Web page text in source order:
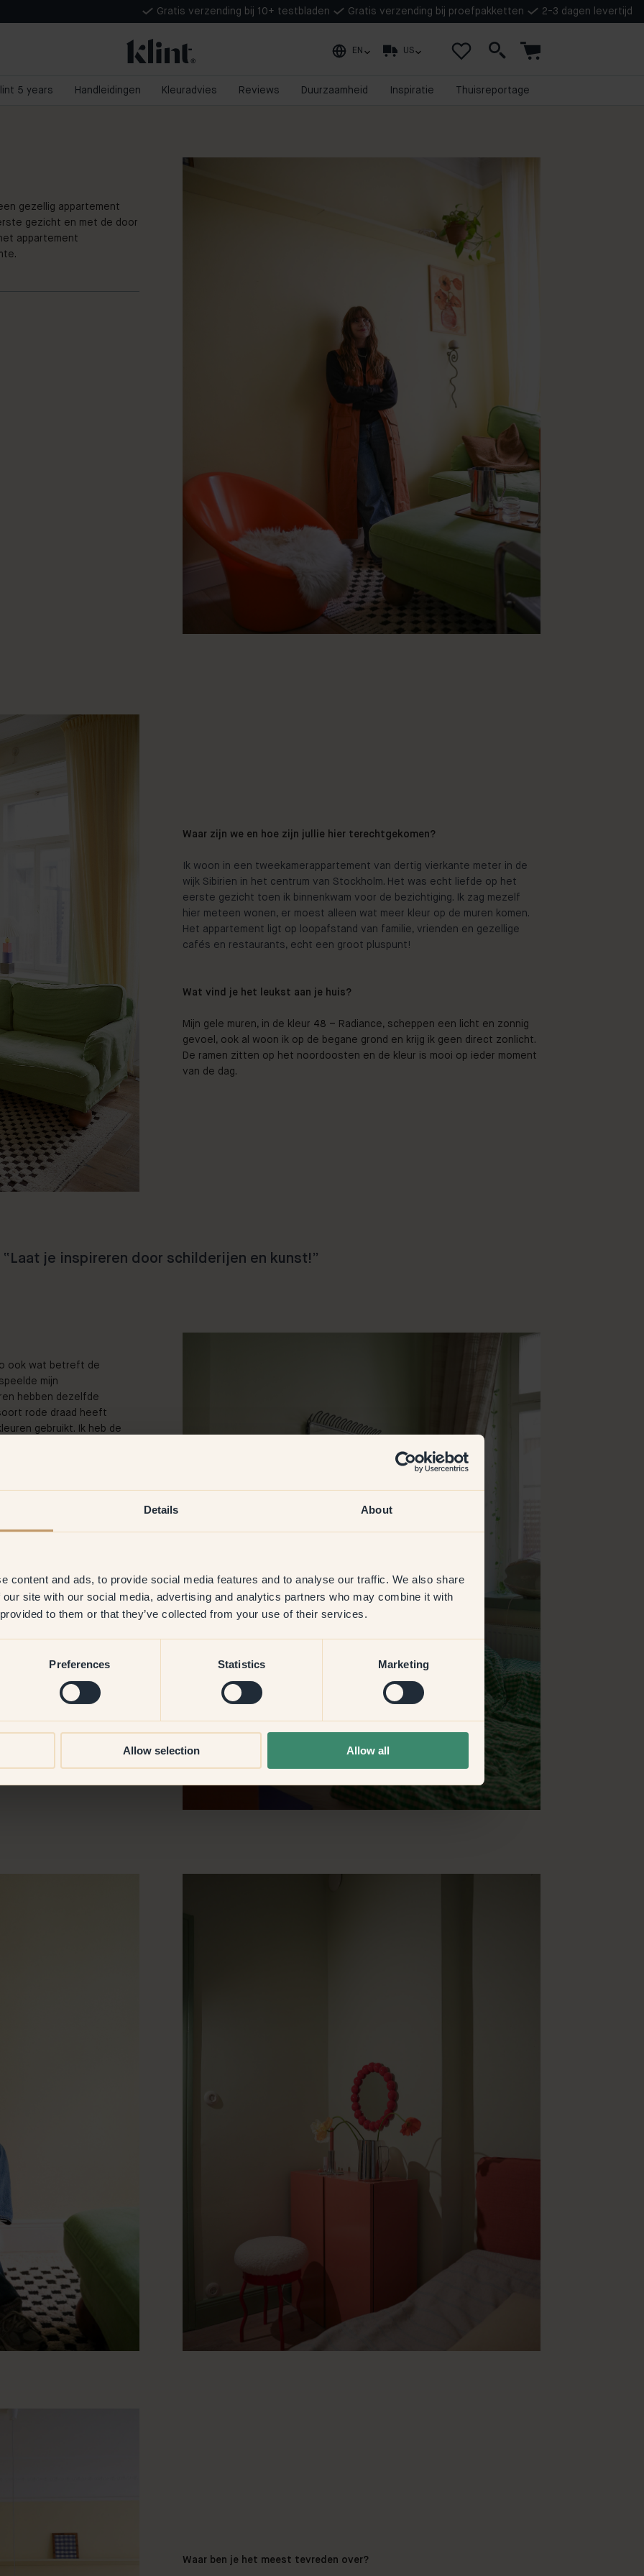
Details About
content and ads, to provide social media features and to analyse our traffic. We also share
site with our social media, advertising and analytics partners who may combine it with
to them or that they’ve collected from your use of their services.
Preferences Statistics Marketing
Allow selection Allow all
Gratis verzending bij 10+ testbladen Gratis verzending bij proefpakketten 2-3 dagen levertijd
EN US
5 years Handleidingen Kleuradvies Reviews Duurzaamheid Inspiratie Thuisreportage
gezellig appartement
gezicht en met de door
appartement
Waar zijn we en hoe zijn jullie hier terechtgekomen?
Ik woon in een tweekamerappartement van dertig vierkante meter in de
wijk Sibirien in het centrum van Stockholm. Het was echt liefde op het
eerste gezicht toen ik binnenkwam voor de bezichtiging. Ik zag mezelf
hier meteen wonen, er moest alleen wat meer kleur op de muren komen.
Het appartement ligt op loopafstand van familie, vrienden en gezellige
cafés en restaurants, echt een groot pluspunt!
Wat vind je het leukst aan je huis?
Mijn gele muren, in de kleur 48 – Radiance, scheppen een licht en zonnig
gevoel, ook al woon ik op de begane grond en krijg ik geen direct zonlicht.
De ramen zitten op het noordoosten en de kleur is mooi op ieder moment
van de dag.
“Laat je inspireren door schilderijen en kunst!”
ook wat betreft de
mijn
hebben dezelfde
rode draad heeft
gebruikt. Ik heb de
die ik een paar dagen
die niet goed
had - die moesten het
de kleur 48
genoeg van krijg. In de
voelt heel gezellig in de
te combineren is. De
de slaapkamer heeft de
het prachtig combineert
tussen de ramen in de
Ik vind dat deze een
moet een blij gevoel
Waar ben je het meest tevreden over?